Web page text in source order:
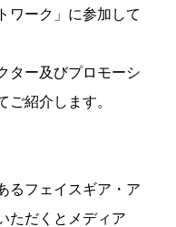
ワーク」に参加して
ター及びプロモーシ
ご紹介します。
るフェイスギア・ア
ただくとメディア